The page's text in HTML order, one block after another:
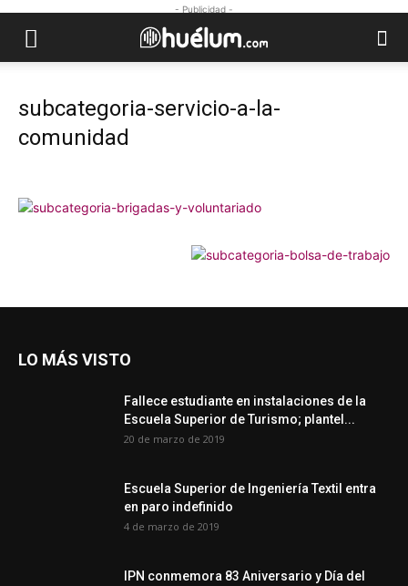
- Publicidad -
subcategoria-servicio-a-la-
comunidad
LO MÁS VISTO
Fallece estudiante en instalaciones de la
Escuela Superior de Turismo; plantel...
20 de marzo de 2019
Escuela Superior de Ingeniería Textil entra
en paro indefinido
4 de marzo de 2019
IPN conmemora 83 Aniversario y Día del